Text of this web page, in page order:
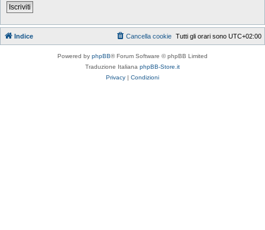
Iscriviti
Indice Tutti gli orari sono UTC+02:00
Cancella cookie
Powered by phpBB® Forum Software © phpBB Limited
Traduzione Italiana phpBB-Store.it
Privacy | Condizioni